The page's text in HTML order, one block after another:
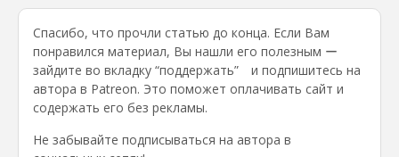
Спасибо, что прочли статью до конца. Если Вам
понравился материал, Вы нашли его полезным ー
зайдите во вкладку “поддержать” и подпишитесь на
автора в Patreon. Это поможет оплачивать сайт и
содержать его без рекламы.
Не забывайте подписываться на автора в